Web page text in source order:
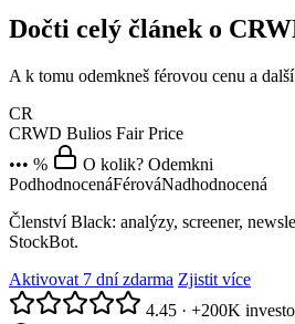
Dočti celý článek o
A k tomu odemkneš férovou cenu a
CR
CRWD Bulios Fair Price
••• %
O kolik? Odemkni
PodhodnocenáFérováNadhodnocená
Členství Black: analýzy, screener,
StockBot.
Aktivovat 7 dní zdarma Zjistit více
4.45 · +200K